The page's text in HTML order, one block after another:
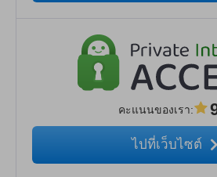
คะแนนของเรา:
ไปที่เว็บไซต์